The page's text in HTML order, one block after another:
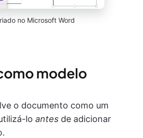
no Microsoft Word
modelo
o documento como um
lo antes de adicionar